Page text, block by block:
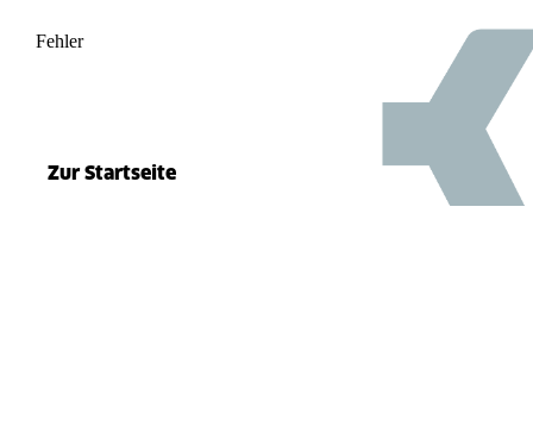
Fehler 500
Zur Startseite